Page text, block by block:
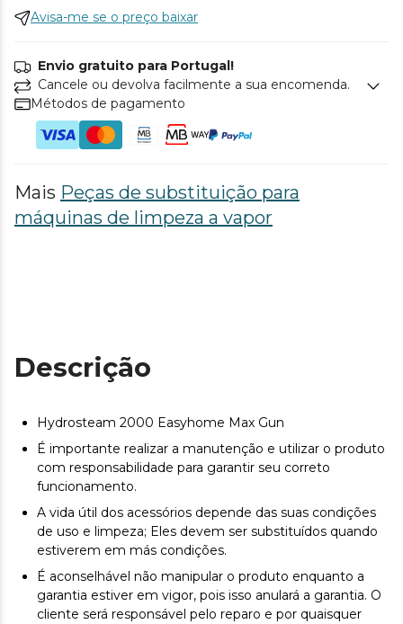
Avisa-me se o preço baixar
Envio gratuito para Portugal!
Cancele ou devolva facilmente a sua encomenda.
Métodos de pagamento
Mais Peças de substituição para
máquinas de limpeza a vapor
Descrição
Hydrosteam 2000 Easyhome Max Gun
É importante realizar a manutenção e utilizar o produto
com responsabilidade para garantir seu correto
funcionamento.
A vida útil dos acessórios depende das suas condições
de uso e limpeza; Eles devem ser substituídos quando
estiverem em más condições.
É aconselhável não manipular o produto enquanto a
garantia estiver em vigor, pois isso anulará a garantia. O
cliente será responsável pelo reparo e por quaisquer